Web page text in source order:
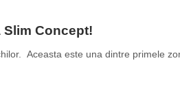
Concept!
Aceasta este una dintre primele